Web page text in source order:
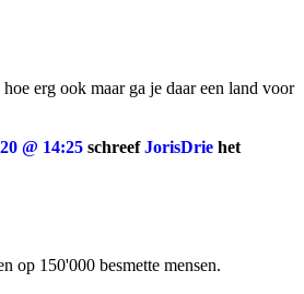
erg ook maar ga je daar een land voor
@ 14:25 schreefJorisDrie het
op 150'000 besmette mensen.